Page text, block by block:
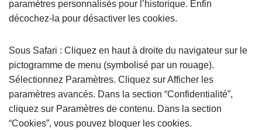
paramètres personnalisés pour l’historique. Enfin
décochez-la pour désactiver les cookies.
Sous Safari : Cliquez en haut à droite du navigateur sur le
pictogramme de menu (symbolisé par un rouage).
Sélectionnez Paramètres. Cliquez sur Afficher les
paramètres avancés. Dans la section “Confidentialité”,
cliquez sur Paramètres de contenu. Dans la section
“Cookies”, vous pouvez bloquer les cookies.